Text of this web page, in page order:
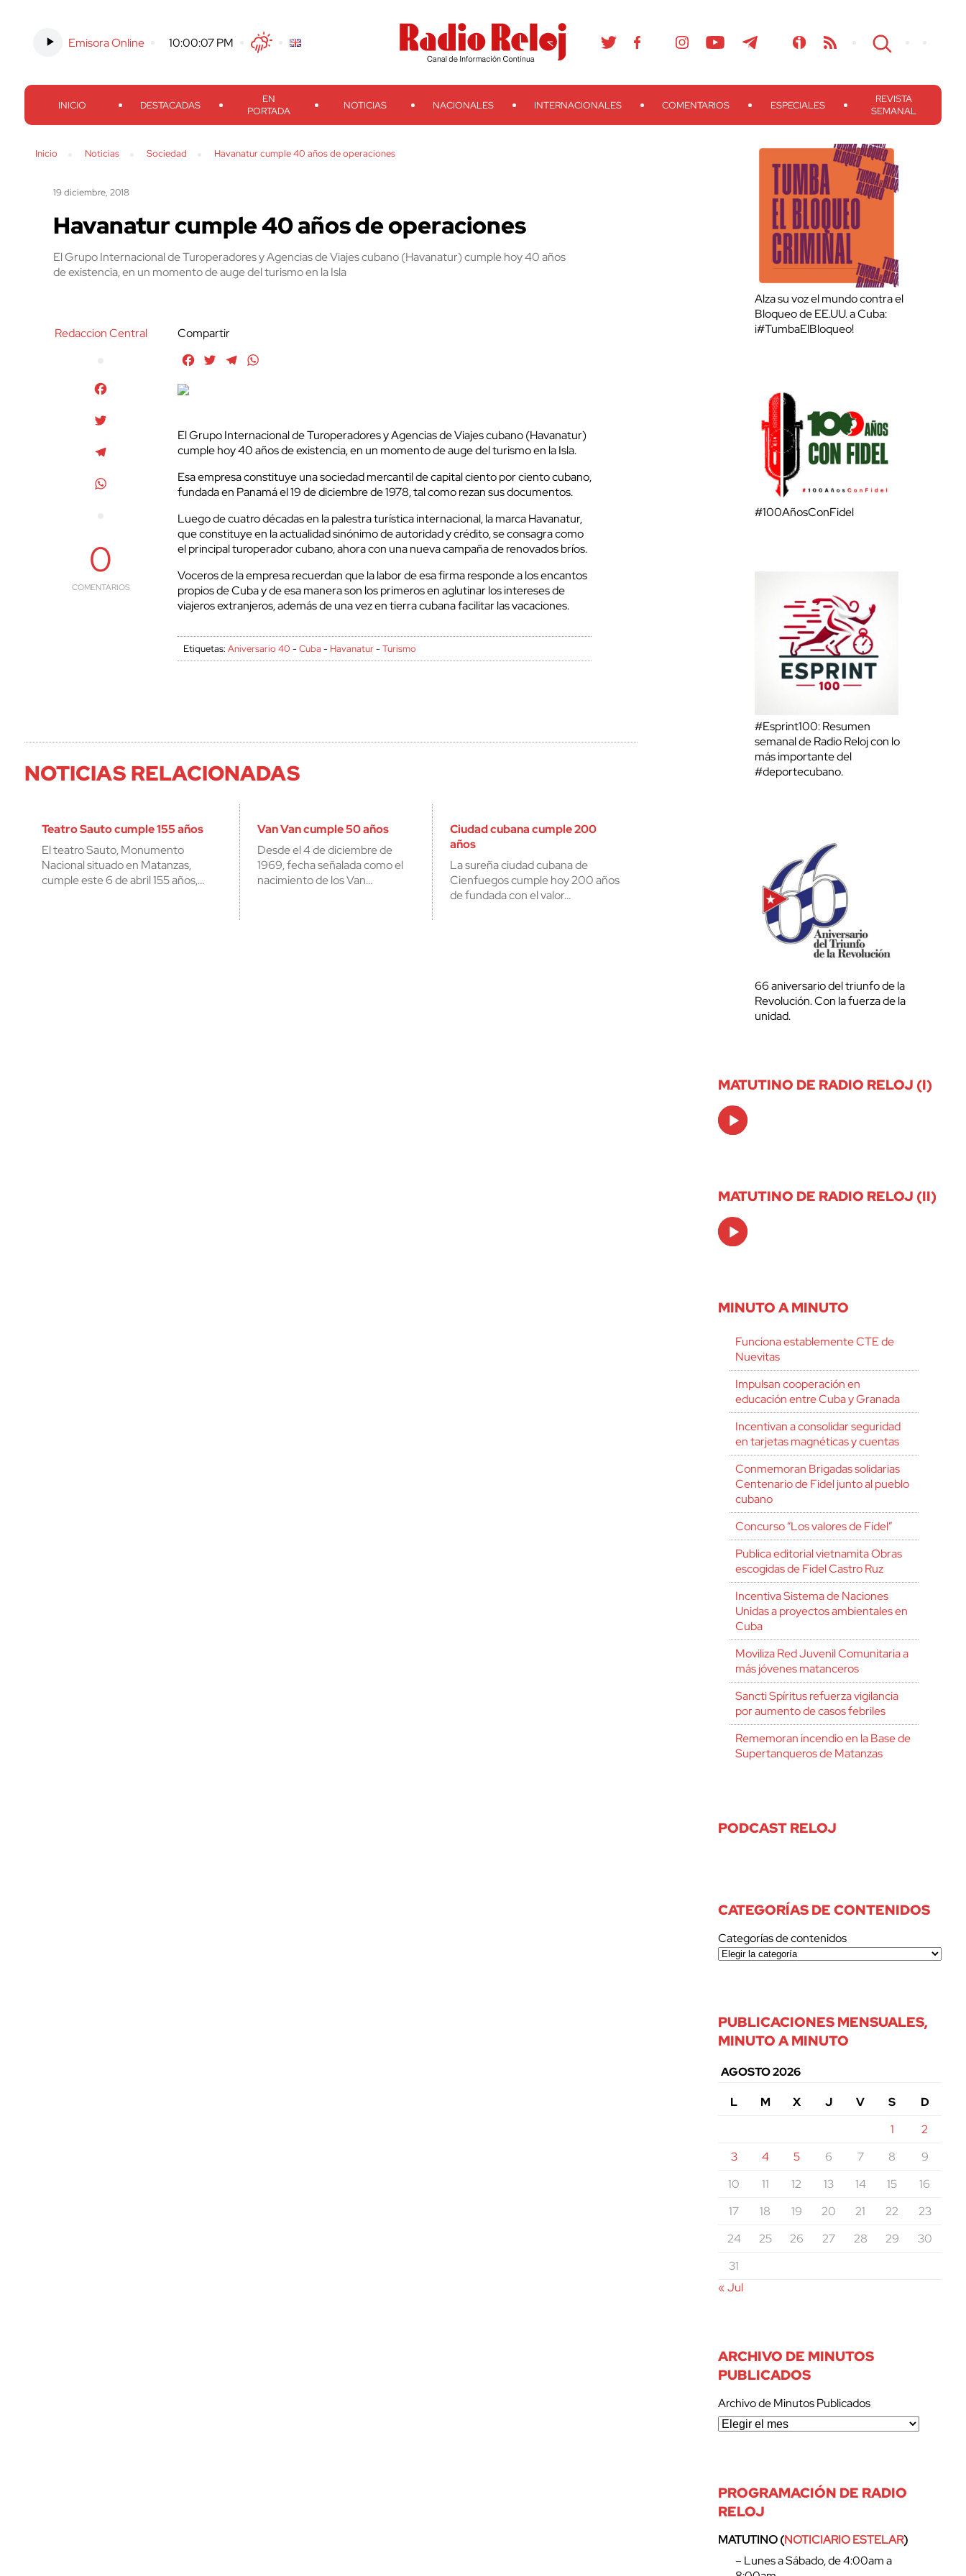
Emisora Online - 10:00:08
PM
TwitterFacebook
Threads
Instagram TelegramTeveo Ivoox RSS Search
INICIO DESTACADAS
EN
PORTADA
NOTICIAS NACIONALES INTERNACIONALES COMENTARIOS ESPECIALES
REVISTA
SEMANAL
Inicio Noticias Sociedad Havanatur cumple 40 años de operaciones
19 diciembre, 2018
Havanatur cumple 40 años de operaciones
El Grupo Internacional de Turoperadores y Agencias de Viajes cubano (Havanatur) cumple hoy 40 años
de existencia, en un momento de auge del turismo en la Isla
Redaccion Central
0
COMENTARIOS
Compartir
FacebookTwitterTelegram
El Grupo Internacional de Turoperadores y Agencias de Viajes cubano (Havanatur)
cumple hoy 40 años de existencia, en un momento de auge del turismo en la Isla.
Esa empresa constituye una sociedad mercantil de capital ciento por ciento cubano,
fundada en Panamá el 19 de diciembre de 1978, tal como rezan sus documentos.
Luego de cuatro décadas en la palestra turística internacional, la marca Havanatur,
que constituye en la actualidad sinónimo de autoridad y crédito, se consagra como
el principal turoperador cubano, ahora con una nueva campaña de renovados bríos.
Voceros de la empresa recuerdan que la labor de esa firma responde a los encantos
propios de Cuba y de esa manera son los primeros en aglutinar los intereses de
viajeros extranjeros, además de una vez en tierra cubana facilitar las vacaciones.
Etiquetas:Aniversario 40 -Cuba - Havanatur-Turismo
NOTICIAS RELACIONADAS
Teatro Sauto cumple 155 años
El teatro Sauto, Monumento
Nacional situado en Matanzas,
cumple este 6 de abril 155 años,…
Van Van cumple 50 años
Desde el 4 de diciembre de
1969, fecha señalada como el
nacimiento de los Van…
Ciudad cubana cumple 200
años
La sureña ciudad cubana de
Cienfuegos cumple hoy 200 años
de fundada con el valor…
Alza su voz el mundo contra el
Bloqueo de EE.UU. a Cuba:
¡#TumbaElBloqueo!
#100AñosConFidel
#Esprint100: Resumen
semanal de Radio Reloj con lo
más importante del
#deportecubano.
66 aniversario del triunfo de la
Revolución. Con la fuerza de la
unidad.
MATUTINO DE RADIO RELOJ (I)
Audio
Player
MATUTINO DE RADIO RELOJ (II)
Audio
Player
MINUTO A MINUTO
Funciona establemente CTE de
Nuevitas
Impulsan cooperación en
educación entre Cuba y Granada
Incentivan a consolidar seguridad
en tarjetas magnéticas y cuentas
Conmemoran Brigadas solidarias
Centenario de Fidel junto al pueblo
cubano
Concurso “Los valores de Fidel”
Publica editorial vietnamita Obras
escogidas de Fidel Castro Ruz
Incentiva Sistema de Naciones
Unidas a proyectos ambientales en
Cuba
Moviliza Red Juvenil Comunitaria a
más jóvenes matanceros
Sancti Spíritus refuerza vigilancia
por aumento de casos febriles
Rememoran incendio en la Base de
Supertanqueros de Matanzas
PODCAST RELOJ
CATEGORÍAS DE CONTENIDOS
Categorías de contenidos
PUBLICACIONES MENSUALES,
MINUTO A MINUTO
AGOSTO 2026
L
M X J V S
D
1
2
3
4 5 6 7 8
9
10
11 12 13 14 15
16
17
18 19 20 21 22
23
24
25 26 27 28 29
30
31
« Jul
ARCHIVO DE MINUTOS
PUBLICADOS
Archivo de Minutos Publicados
PROGRAMACIÓN DE RADIO
RELOJ
MATUTINO (NOTICIARIO ESTELAR)
– Lunes a Sábado, de 4:00am a